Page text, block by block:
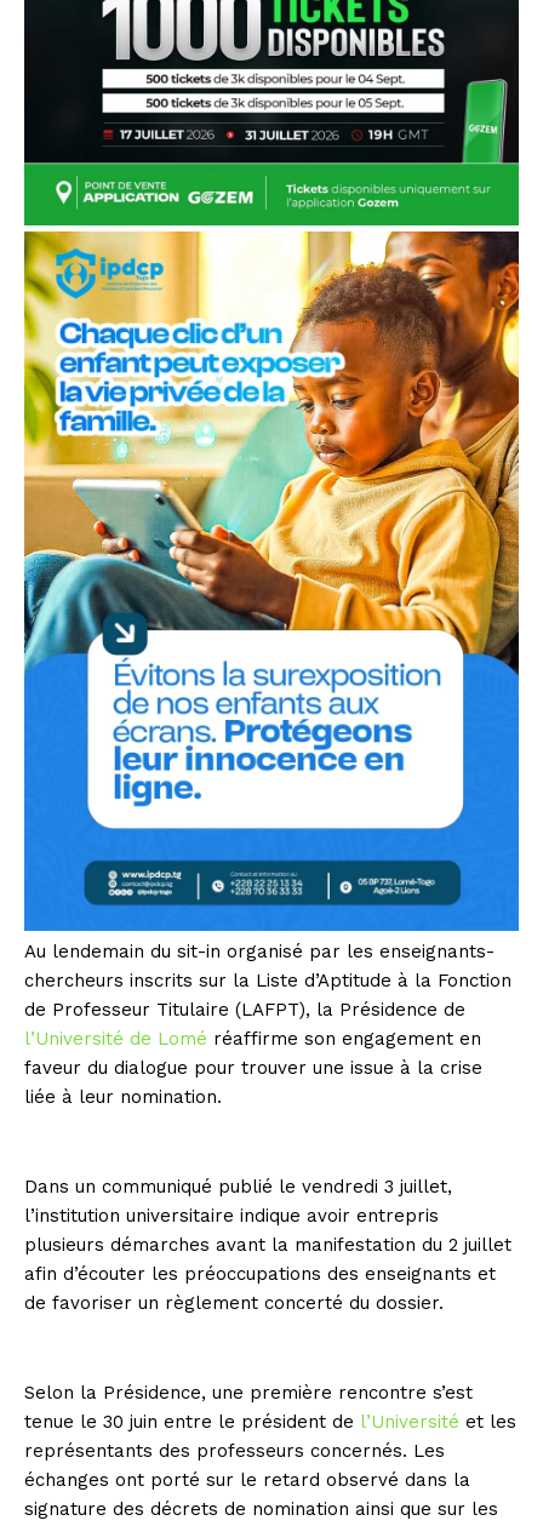
Au lendemain du sit-in organisé par les enseignants-
chercheurs inscrits sur la Liste d’Aptitude à la Fonction
de Professeur Titulaire (LAFPT), la Présidence de
l’Université de Lomé réaffirme son engagement en
faveur du dialogue pour trouver une issue à la crise
liée à leur nomination.
Dans un communiqué publié le vendredi 3 juillet,
l’institution universitaire indique avoir entrepris
plusieurs démarches avant la manifestation du 2 juillet
afin d’écouter les préoccupations des enseignants et
de favoriser un règlement concerté du dossier.
Selon la Présidence, une première rencontre s’est
tenue le 30 juin entre le président de l’Université et les
représentants des professeurs concernés. Les
échanges ont porté sur le retard observé dans la
signature des décrets de nomination ainsi que sur les